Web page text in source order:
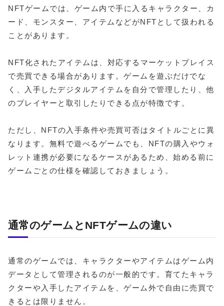
NFTゲームでは、ゲーム内で手に入るキャラクター、カ
ード、モンスター、アイテムなどがNFTとして扱われる
ことがあります。
NFT化されたアイテムは、対応するマーケットプレイス
で売買できる場合があります。ゲームを遊ぶだけでな
く、入手したデジタルアイテムを自分で管理したり、他
のプレイヤーと取引したりできる点が特徴です。
ただし、NFTの入手条件や売買可否はタイトルごとに異
なります。無料で遊べるゲームでも、NFTの購入やウォ
レット連携が必要になるケースがあるため、始める前に
ゲームごとの仕様を確認しておきましょう。
通常のゲームとNFTゲームの違い
通常のゲームでは、キャラクターやアイテムはゲーム内
データとして管理されるのが一般的です。育てたキャラ
クターや入手したアイテムを、ゲーム外で自由に売買で
きるとは限りません。